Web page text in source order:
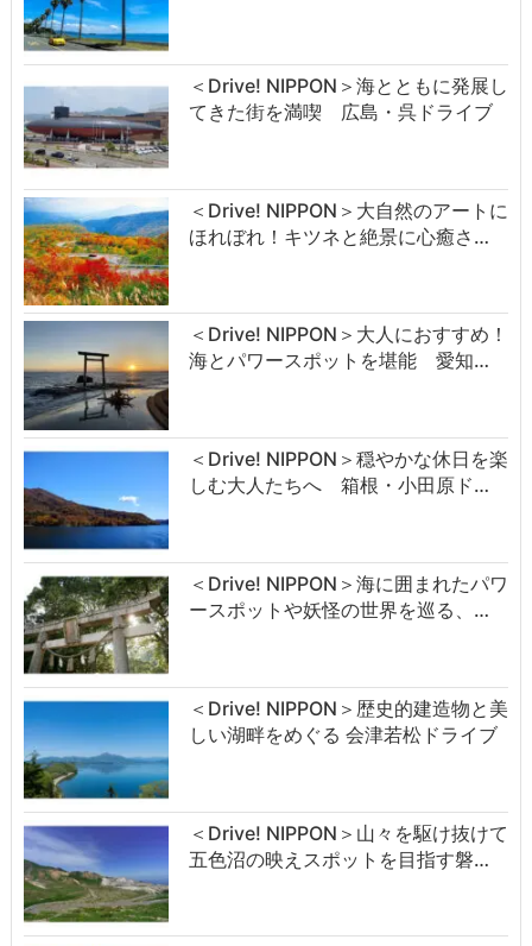
＜Drive! NIPPON＞海とともに発展し
てきた街を満喫 広島・呉ドライブ
＜Drive! NIPPON＞大自然のアートに
ほれぼれ！キツネと絶景に心癒さ…
＜Drive! NIPPON＞大人におすすめ！
海とパワースポットを堪能 愛知…
＜Drive! NIPPON＞穏やかな休日を楽
しむ大人たちへ 箱根・小田原ド…
＜Drive! NIPPON＞海に囲まれたパワ
ースポットや妖怪の世界を巡る、…
＜Drive! NIPPON＞歴史的建造物と美
しい湖畔をめぐる 会津若松ドライブ
＜Drive! NIPPON＞山々を駆け抜けて
五色沼の映えスポットを目指す磐…